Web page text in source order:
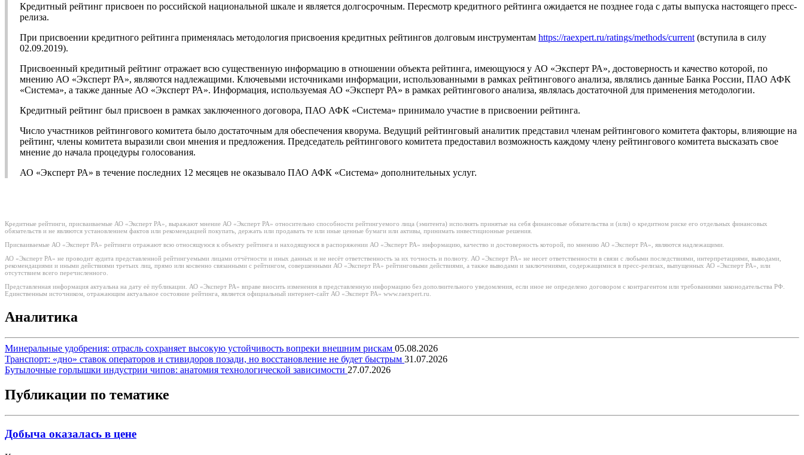
Кредитный рейтинг присвоен по российской национальной шкале и является долгосрочным. Пересмотр кредитного рейтинга ожидается не позднее года с даты выпуска настоящего пресс-
релиза.
При присвоении кредитного рейтинга применялась методология присвоения кредитных рейтингов долговым инструментам https://raexpert.ru/ratings/methods/current (вступила в силу
02.09.2019).
Присвоенный кредитный рейтинг отражает всю существенную информацию в отношении объекта рейтинга, имеющуюся у АО «Эксперт РА», достоверность и качество которой, по
мнению АО «Эксперт РА», являются надлежащими. Ключевыми источниками информации, использованными в рамках рейтингового анализа, являлись данные Банка России, ПАО АФК
«Система», а также данные АО «Эксперт РА». Информация, используемая АО «Эксперт РА» в рамках рейтингового анализа, являлась достаточной для применения методологии.
Кредитный рейтинг был присвоен в рамках заключенного договора, ПАО АФК «Система» принимало участие в присвоении рейтинга.
Число участников рейтингового комитета было достаточным для обеспечения кворума. Ведущий рейтинговый аналитик представил членам рейтингового комитета факторы, влияющие на
рейтинг, члены комитета выразили свои мнения и предложения. Председатель рейтингового комитета предоставил возможность каждому члену рейтингового комитета высказать свое
мнение до начала процедуры голосования.
АО «Эксперт РА» в течение последних 12 месяцев не оказывало ПАО АФК «Система» дополнительных услуг.
Кредитные рейтинги, присваиваемые АО «Эксперт РА», выражают мнение АО «Эксперт РА» относительно способности рейтингуемого лица (эмитента) исполнять принятые на себя финансовые обязательства и (или) о кредитном риске его отдельных финансовых
обязательств и не являются установлением фактов или рекомендацией покупать, держать или продавать те или иные ценные бумаги или активы, принимать инвестиционные решения.
Присваиваемые АО «Эксперт РА» рейтинги отражают всю относящуюся к объекту рейтинга и находящуюся в распоряжении АО «Эксперт РА» информацию, качество и достоверность которой, по мнению АО «Эксперт РА», являются надлежащими.
АО «Эксперт РА» не проводит аудита представленной рейтингуемыми лицами отчётности и иных данных и не несёт ответственность за их точность и полноту. АО «Эксперт РА» не несет ответственности в связи с любыми последствиями, интерпретациями, выводами,
рекомендациями и иными действиями третьих лиц, прямо или косвенно связанными с рейтингом, совершенными АО «Эксперт РА» рейтинговыми действиями, а также выводами и заключениями, содержащимися в пресс-релизах, выпущенных АО «Эксперт РА», или
отсутствием всего перечисленного.
Представленная информация актуальна на дату её публикации. АО «Эксперт РА» вправе вносить изменения в представленную информацию без дополнительного уведомления, если иное не определено договором с контрагентом или требованиями законодательства РФ.
Единственным источником, отражающим актуальное состояние рейтинга, является официальный интернет-сайт АО «Эксперт РА» www.raexpert.ru.
Аналитика
Минеральные удобрения: отрасль сохраняет высокую устойчивость вопреки внешним рискам 05.08.2026
Транспорт: «дно» ставок операторов и стивидоров позади, но восстановление не будет быстрым 31.07.2026
Бутылочные горлышки индустрии чипов: анатомия технологической зависимости 27.07.2026
Публикации по тематике
Добыча оказалась в цене